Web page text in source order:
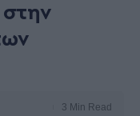
3 Min Read